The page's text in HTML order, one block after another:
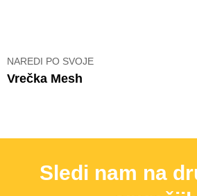
NAREDI PO SVOJE
Vrečka Mesh
Sledi nam na